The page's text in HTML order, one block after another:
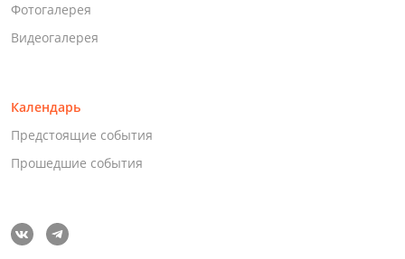
Фотогалерея
Видеогалерея
Календарь
Предстоящие события
Прошедшие события